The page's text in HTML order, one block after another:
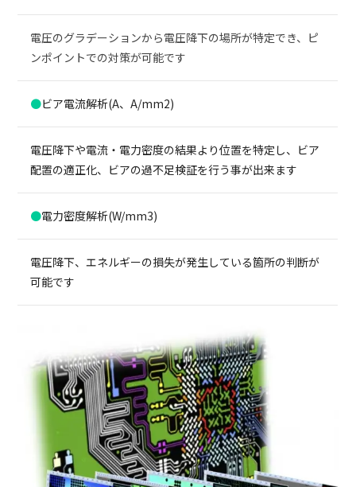
電圧のグラデーションから電圧降下の場所が特定でき、ピ
ンポイントでの対策が可能です
●ビア電流解析(A、A/mm2)
電圧降下や電流・電力密度の結果より位置を特定し、ビア
配置の適正化、ビアの過不足検証を行う事が出来ます
●電力密度解析(W/mm3)
電圧降下、エネルギーの損失が発生している箇所の判断が
可能です